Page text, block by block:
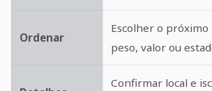
Ordenar
Escolher o
peso, valor ou
Confirmar local e